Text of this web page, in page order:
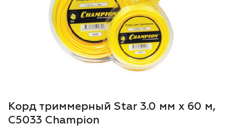
Воздуходувки
Моющие аппараты
Скарификаторы
Корд триммерный Star 3.0 мм х 60 м,
C5033 Champion